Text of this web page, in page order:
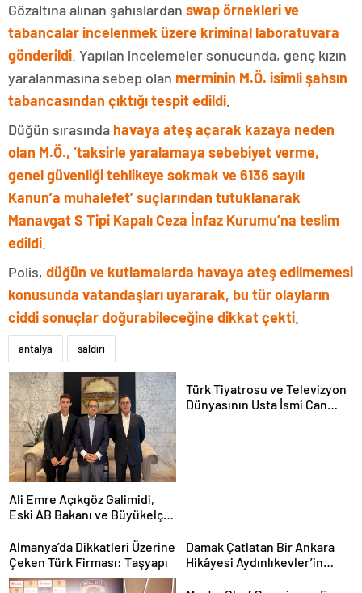
Gözaltına alınan şahıslardan swap örnekleri ve
tabancalar incelenmek üzere kriminal laboratuvara
gönderildi . Yapılan incelemeler sonucunda, genç kızın
yaralanmasına sebep olan merminin M.Ö. isimli şahsın
tabancasından çıktığı tespit edildi
Düğün sırasında havaya ateş açarak kazaya neden
olan M.Ö., ‘taksirle yaralamaya sebebiyet verme,
genel güvenliği tehlikeye sokmak ve 6136 sayılı
Kanun’a muhalefet’ suçlarından tutuklanarak
Manavgat S Tipi Kapalı Ceza İnfaz Kurumu’na teslim
edildi
Polis, düğün ve kutlamalarda havaya ateş edilmemesi
konusunda vatandaşları uyararak, bu tür olayların
ciddi sonuçlar doğurabileceğine dikkat çekti
antalya saldırı
Ali Emre Açıkgöz Galimidi,
Eski AB Bakanı ve Büyükelçi
Geldi
Türk Tiyatrosu ve Televizyon
Dünyasının Usta İsmi Can
Almanya’da Dikkatleri Üzerine
Çeken Türk Firması: Taşyapı
Damak Çatlatan Bir Ankara
Hikâyesi Aydınlıkevler’in